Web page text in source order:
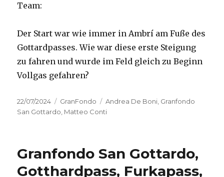
Team:
Der Start war wie immer in Ambrí am Fuße des
Gottardpasses. Wie war diese erste Steigung
zu fahren und wurde im Feld gleich zu Beginn
Vollgas gefahren?
Posted
on
22/07/2024 Categories
GranFondo Tags
Andrea De Boni, Granfondo
San Gottardo, Matteo Conti
Granfondo San Gottardo,
Gotthardpass, Furkapass,